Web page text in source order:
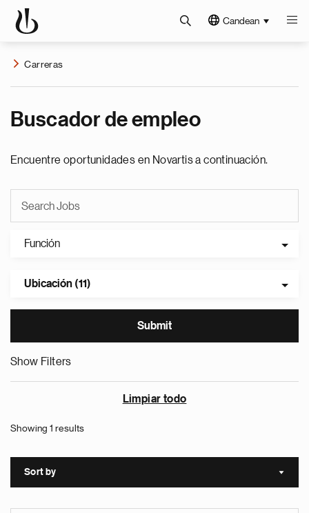
Candean
Carreras
Buscador de empleo
Encuentre oportunidades en Novartis a continuación.
Función
Ubicación (11)
Show Filters
Limpiar todo
Showing 1 results
Sort by Sort